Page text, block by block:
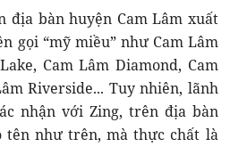
địa bàn huyện Cam Lâm xuất
gọi “mỹ miều” như Cam Lâm
Cam Lâm Diamond, Cam
Riverside... Tuy nhiên, lãnh
nhận với Zing, trên địa bàn
tên như trên, mà thực chất là